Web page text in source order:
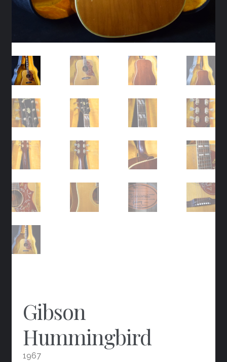
Gibson
Hummingbird
1967